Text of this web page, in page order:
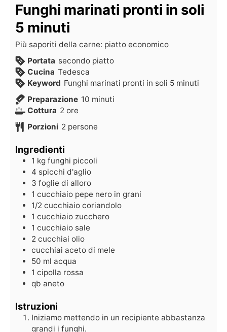
Funghi marinati pronti in soli
5 minuti
Più saporiti della carne: piatto economico
Portata secondo piatto
Cucina Tedesca
Keyword Funghi marinati pronti in soli 5 minuti
Preparazione 10 minuti
Cottura 2 ore
Porzioni 2 persone
Ingredienti
1 kg funghi piccoli
4 spicchi d'aglio
3 foglie di alloro
1 cucchiaio pepe nero in grani
1/2 cucchiaio coriandolo
1 cucchiaio zucchero
1 cucchiaio sale
2 cucchiai olio
cucchiai aceto di mele
50 ml acqua
1 cipolla rossa
qb aneto
Istruzioni
Iniziamo mettendo in un recipiente abbastanza
grandi i funghi.